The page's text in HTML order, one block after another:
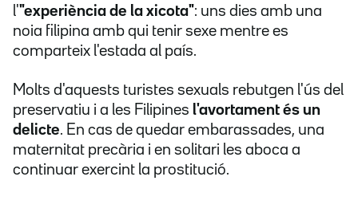
l'"experiència de la xicota": uns dies amb una
noia filipina amb qui tenir sexe mentre es
comparteix l'estada al país.
Molts d'aquests turistes sexuals rebutgen l'ús del
preservatiu i a les Filipines l'avortament és un
delicte. En cas de quedar embarassades, una
maternitat precària i en solitari les aboca a
continuar exercint la prostitució.